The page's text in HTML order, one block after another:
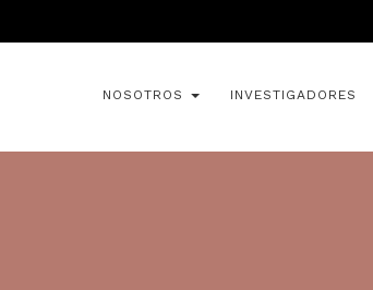
NOSOTROS INVESTIGADORES